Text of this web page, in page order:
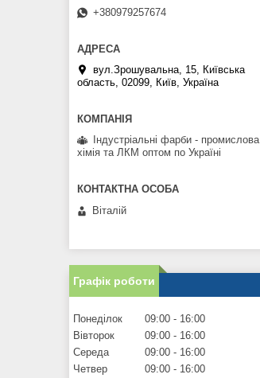
+380979257674
вул.Зрошувальна, 15, Київська
область, 02099, Київ, Україна
Індустріальні фарби - промислова
хімія та ЛКМ оптом по Україні
Віталій
Графік роботи
Понеділок 09:00
16:00
Вівторок
09:00
16:00
Середа
09:00
16:00
Четвер
09:00
16:00